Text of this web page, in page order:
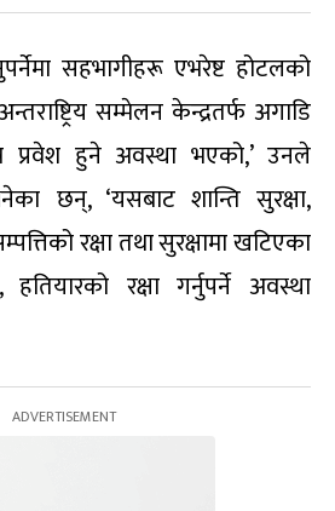
सहभागीहरू एभरेष्ट होटलको
सम्मेलन केन्द्रतर्फ अगाडि
प्रवेश हुने अवस्था भएको,’ उनले
छन्, ‘यसबाट शान्ति सुरक्षा,
रक्षा तथा सुरक्षामा खटिएका
हतियारको रक्षा गर्नुपर्ने अवस्था